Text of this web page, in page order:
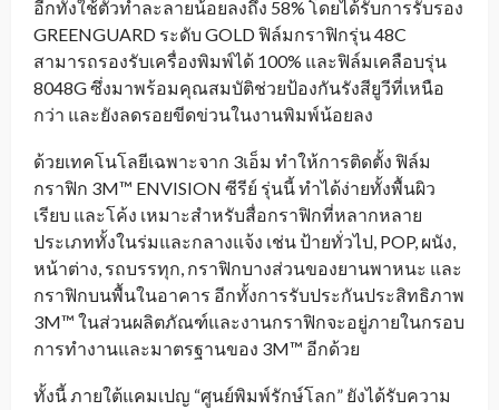
อีกทั้งใช้ตัวทำละลายน้อยลงถึง 58% โดยได้รับการรับรอง
GREENGUARD ระดับ GOLD ฟิล์มกราฟิกรุ่น 48C
สามารถรองรับเครื่องพิมพ์ได้ 100% และฟิล์มเคลือบรุ่น
8048G ซึ่งมาพร้อมคุณสมบัติช่วยป้องกันรังสียูวีที่เหนือ
กว่า และยังลดรอยขีดข่วนในงานพิมพ์น้อยลง
ด้วยเทคโนโลยีเฉพาะจาก 3เอ็ม ทำให้การติดตั้ง ฟิล์ม
กราฟิก 3M™ ENVISION ซีรีย์ รุ่นนี้ ทำได้ง่ายทั้งพื้นผิว
เรียบ และโค้ง เหมาะสำหรับสื่อกราฟิกที่หลากหลาย
ประเภททั้งในร่มและกลางแจ้ง เช่น ป้ายทั่วไป, POP, ผนัง,
หน้าต่าง, รถบรรทุก, กราฟิกบางส่วนของยานพาหนะ และ
กราฟิกบนพื้นในอาคาร อีกทั้งการรับประกันประสิทธิภาพ
3M™ ในส่วนผลิตภัณฑ์และงานกราฟิกจะอยู่ภายในกรอบ
การทำงานและมาตรฐานของ 3M™ อีกด้วย
ทั้งนี้ ภายใต้แคมเปญ “ศูนย์พิมพ์รักษ์โลก” ยังได้รับความ